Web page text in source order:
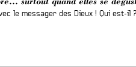
le messager des Dieux ! Qui est-